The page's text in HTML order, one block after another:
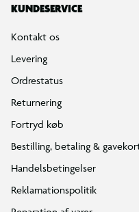
KUNDESERVICE
Kontakt os
Levering
Ordrestatus
Returnering
Fortryd køb
Bestilling, betaling &
Handelsbetingelser
Reklamationspolitik